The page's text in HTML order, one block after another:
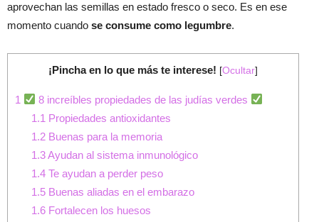
aprovechan las semillas en estado fresco o seco. Es en ese
momento cuando se consume como legumbre.
¡Pincha en lo que más te interese! [Ocultar]
1
8 increíbles propiedades de las judías verdes
1.1 Propiedades antioxidantes
1.2Buenas para la memoria
1.3Ayudan al sistema inmunológico
1.4Te ayudan a perder peso
1.5Buenas aliadas en el embarazo
1.6Fortalecen los huesos